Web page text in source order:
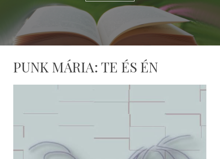
PUNK MÁRIA: TE ÉS ÉN